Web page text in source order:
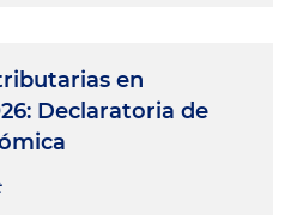
en
Declaratoria de